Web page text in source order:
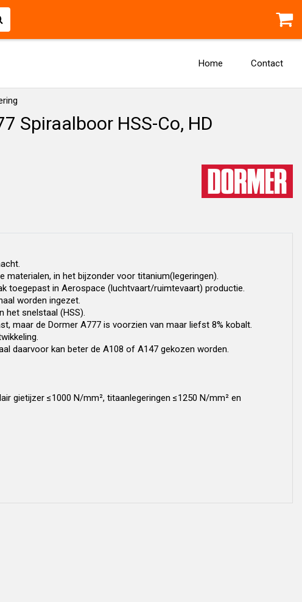
Home Contact
Spiraalboor HSS-Co, HD
in het bijzonder voor titanium(legeringen).
toegepast in Aerospace (luchtvaart/ruimtevaart) productie.
worden ingezet.
het snelstaal (HSS).
maar de Dormer A777 is voorzien van maar liefst 8% kobalt.
daarvoor kan beter de A108 of A147 gekozen worden.
gietijzer ≤1000 N/mm², titaanlegeringen ≤1250 N/mm² en